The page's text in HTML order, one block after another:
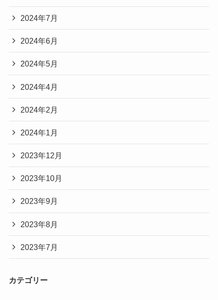
2024年7月
2024年6月
2024年5月
2024年4月
2024年2月
2024年1月
2023年12月
2023年10月
2023年9月
2023年8月
2023年7月
カテゴリー